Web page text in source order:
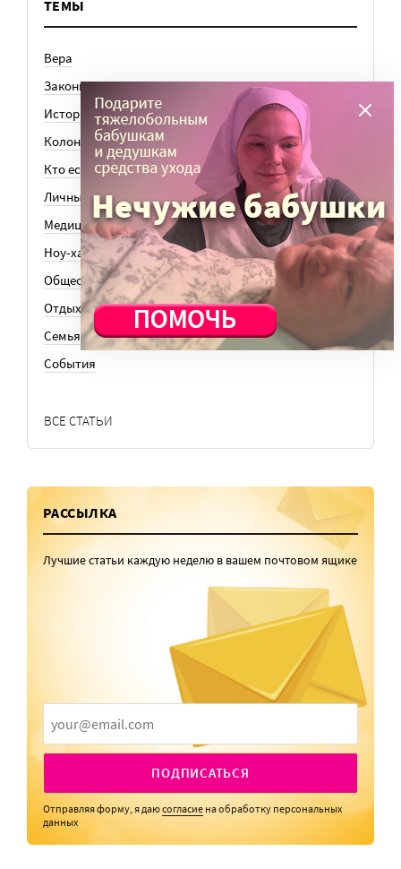
ТЕМЫ
Вера
Законы
История
Колонки
Кто есть кто
Личный опыт
Медицина
Ноу-хау
Общество
Отдых
Семья
События
ВСЕ СТАТЬИ
РАССЫЛКА
Лучшие статьи каждую неделю в вашем почтовом ящике
ПОДПИСАТЬСЯ
Отправляя форму, я даюсогласие на обработку персональных
данных